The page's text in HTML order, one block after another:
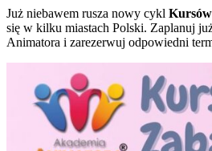
Już niebawem rusza nowy cykl
się w kilku miastach Polski. Zaplanuj
Animatora i zarezerwuj odpowiedni